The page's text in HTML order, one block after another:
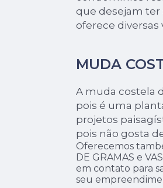
que desejam ter
oferece diversas
MUDA
A muda costela
pois é uma
projetos
pois não gosta
Oferecemos
DE GRAMAS e
em contato para
seu